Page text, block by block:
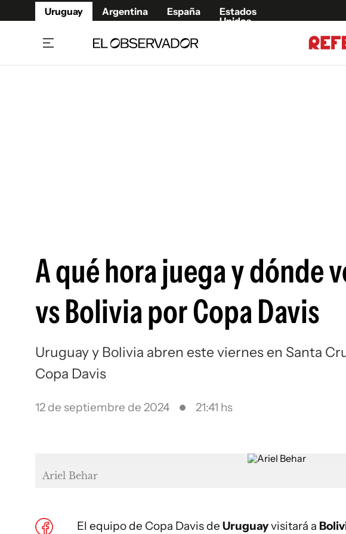
Uruguay Argentina España
Estados
Unidos
A qué hora juega y dónde
vs Bolivia por Copa Davis
Uruguay y Bolivia abren este viernes en Santa
Copa Davis
12 de septiembre de 2024 21:41 hs
Ariel Behar
El equipo de Copa Davis de Uruguayvisitará a